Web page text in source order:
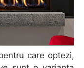
care optezi,